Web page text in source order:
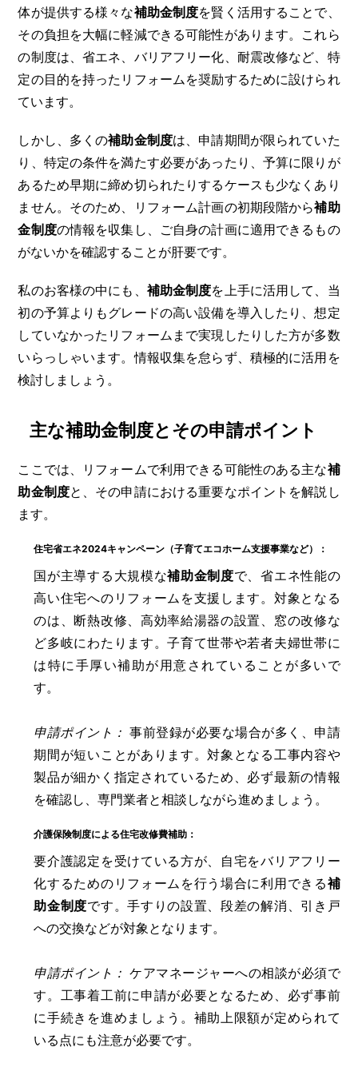
体が提供する様々な補助金制度を賢く活用することで、
その負担を大幅に軽減できる可能性があります。これら
の制度は、省エネ、バリアフリー化、耐震改修など、特
定の目的を持ったリフォームを奨励するために設けられ
ています。
しかし、多くの補助金制度は、申請期間が限られていた
り、特定の条件を満たす必要があったり、予算に限りが
あるため早期に締め切られたりするケースも少なくあり
ません。そのため、リフォーム計画の初期段階から補助
金制度の情報を収集し、ご自身の計画に適用できるもの
がないかを確認することが肝要です。
私のお客様の中にも、 補助金制度を上手に活用して、当
初の予算よりもグレードの高い設備を導入したり、想定
していなかったリフォームまで実現したりした方が多数
いらっしゃいます。情報収集を怠らず、積極的に活用を
検討しましょう。
主な補助金制度とその申請ポイント
ここでは、リフォームで利用できる可能性のある主な補
助金制度と、その申請における重要なポイントを解説し
ます。
住宅省エネ2024キャンペーン（子育てエコホーム支援事業など）：
国が主導する大規模な補助金制度で、省エネ性能の
高い住宅へのリフォームを支援します。対象となる
のは、断熱改修、高効率給湯器の設置、窓の改修な
ど多岐にわたります。子育て世帯や若者夫婦世帯に
は特に手厚い補助が用意されていることが多いで
す。
申請ポイント： 事前登録が必要な場合が多く、申請
期間が短いことがあります。対象となる工事内容や
製品が細かく指定されているため、必ず最新の情報
を確認し、専門業者と相談しながら進めましょう。
介護保険制度による住宅改修費補助：
要介護認定を受けている方が、自宅をバリアフリー
化するためのリフォームを行う場合に利用できる補
助金制度です。手すりの設置、段差の解消、引き戸
への交換などが対象となります。
申請ポイント： ケアマネージャーへの相談が必須で
す。工事着工前に申請が必要となるため、必ず事前
に手続きを進めましょう。補助上限額が定められて
いる点にも注意が必要です。